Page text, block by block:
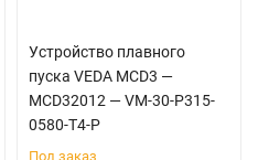
Устройство плавного
пуска VEDA MCD3 —
MCD32012 — VM-30-P315-
0580-T4-P
Под заказ